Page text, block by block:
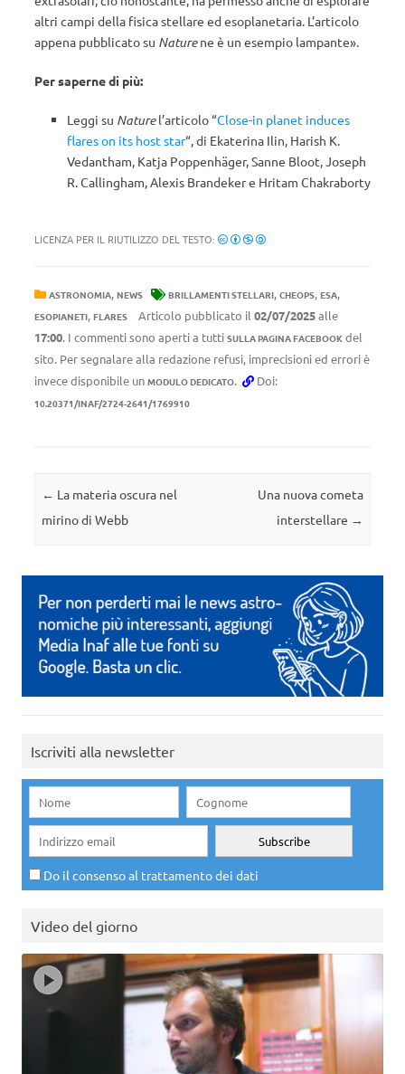
altri campi della fisica stellare ed esoplanetaria. L’articolo
appena pubblicato su Naturene è un esempio lampante».
Per saperne di più:
Leggi su Naturel’articolo “Close-in planet induces
flares on its host star“, di Ekaterina Ilin, Harish K.
Vedantham, Katja Poppenhäger, Sanne Bloot, Joseph
R. Callingham, Alexis Brandeker e Hritam Chakraborty
LICENZA PER IL RIUTILIZZO DEL TESTO:
ASTRONOMIA, NEWS BRILLAMENTI STELLARI, CHEOPS, ESA,
ESOPIANETI, FLARES Articolo pubblicato il 02/07/2025alle
17:00. I commenti sono aperti a tutti SULLA PAGINA FACEBOOK del
sito. Per segnalare alla redazione refusi, imprecisioni ed errori è
invece disponibile un MODULO DEDICATO. Doi:
10.20371/INAF/2724-2641/1769910
Navigazione articolo
← La materia oscura nel
mirino di Webb
Una nuova cometa
interstellare →
Iscriviti alla newsletter
Do il consenso al trattamento dei dati
Video del giorno